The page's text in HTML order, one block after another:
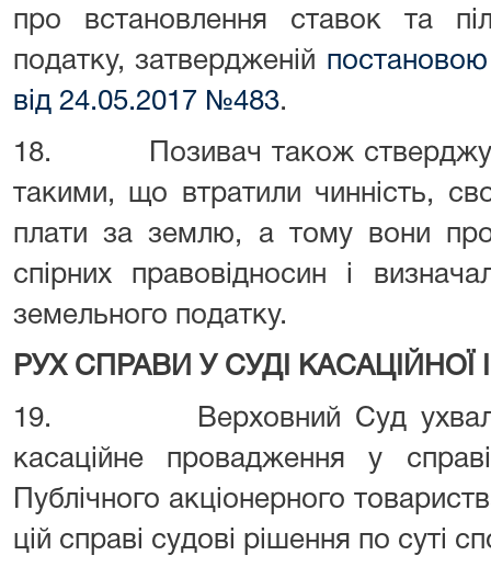
про встановлення ставок та
податку, затвердженій постановою
від 24.05.2017 №483.
18. Позивач також стверджує,
такими, що втратили чинність,
плати за землю, а тому вони
спірних правовідносин і
земельного податку.
РУХ СПРАВИ У СУДІ КАСАЦІЙНОЇ
19. Верховний Суд ухвалою
касаційне провадження у
Публічного акціонерного
цій справі судові рішення по суті